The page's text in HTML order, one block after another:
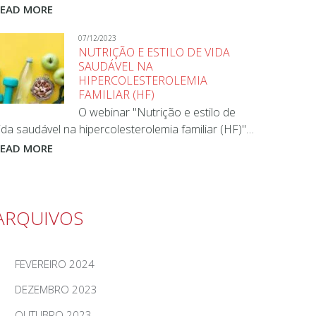
MORE
07/12/2023
NUTRIÇÃO E ESTILO DE VIDA
SAUDÁVEL NA
HIPERCOLESTEROLEMIA
FAMILIAR (HF)
O webinar "Nutrição e estilo de
saudável na hipercolesterolemia familiar (HF)"…
MORE
FEVEREIRO 2024
DEZEMBRO 2023